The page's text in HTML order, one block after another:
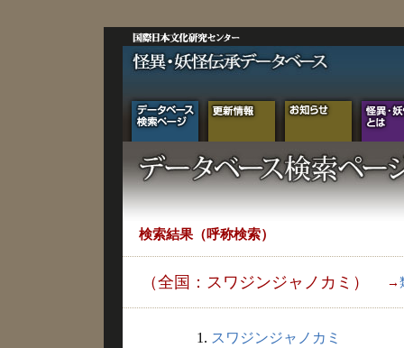
検索結果（呼称検索）
（全国：スワジンジャノカミ） →
1. スワジンジャノカミ